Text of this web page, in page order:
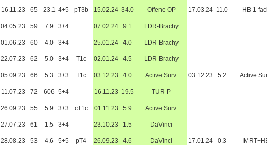
16.11.23 65 23.1 4+5 pT3b 15.02.24 34.0 Offene OP 17.03.24 11.0 HB 1-
04.05.23 59 7.9 3+4 07.02.24 9.1 LDR-Brachy
01.06.23 60 4.0 3+4 25.01.24 4.0 LDR-Brachy
22.07.23 62 5.0 3+4 T1c 02.01.24 4.5 LDR-Brachy
05.09.23 66 5.3 3+3 T1c 03.12.23 4.0 Active Surv. 03.12.23 5.2 Active
11.07.23 72 606 5+4 16.11.23 19.5 TUR-P
26.09.23 55 5.9 3+3 cT1c 01.11.23 5.9 Active Surv.
27.07.23 61 1.5 3+4 23.10.23 1.5 DaVinci
28.08.23 53 4.6 5+5 pT4 26.09.23 4.6 DaVinci 17.01.24 0.3